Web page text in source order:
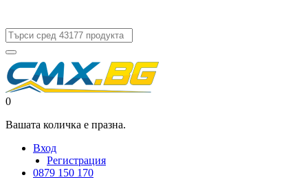
0
Вашата количка е празна.
Вход
Регистрация
0879 150 170